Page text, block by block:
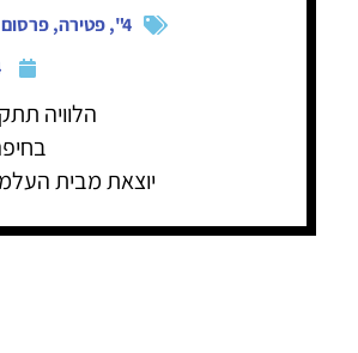
4"
,פטירה,
הלוויה
יוצאת מבית